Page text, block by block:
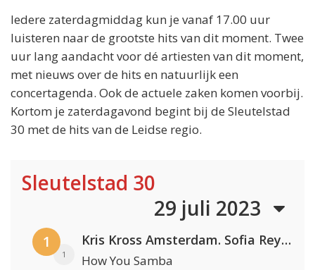
Iedere zaterdagmiddag kun je vanaf 17.00 uur
luisteren naar de grootste hits van dit moment. Twee
uur lang aandacht voor dé artiesten van dit moment,
met nieuws over de hits en natuurlijk een
concertagenda. Ook de actuele zaken komen voorbij.
Kortom je zaterdagavond begint bij de Sleutelstad
30 met de hits van de Leidse regio.
Sleutelstad 30
29 juli 2023
1
1
Kris Kross Amsterdam. Sofia Reyes & Tinie Tempah
How You Samba